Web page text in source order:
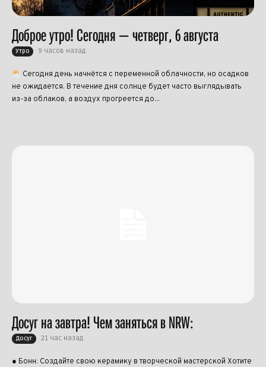
Доброе утро! Сегодня — четверг, 6 августа
Утро 9 часов назад
Сегодня день начнётся с переменной облачности, но осадков
не ожидается. В течение дня солнце будет часто выглядывать
из-за облаков, а воздух прогреется до...
Досуг на завтра! Чем заняться в NRW:
Досуг 21 час назад
● Бонн: Создайте свою керамику в творческой мастерской Хотите